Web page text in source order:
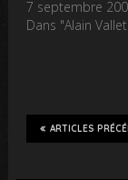
7 septembre
Dans "Alain
ARTICLES